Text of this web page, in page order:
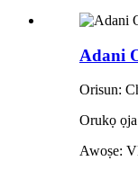
Adani
Orisun:
Orukọ
Awoṣe: